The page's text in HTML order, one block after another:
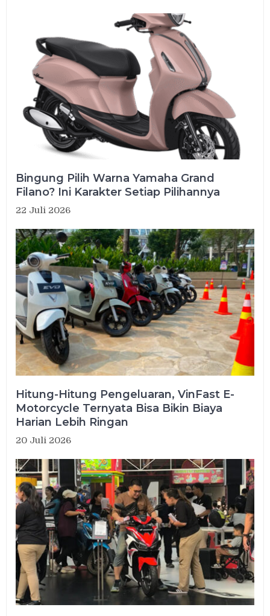
Bingung Pilih Warna Yamaha Grand
Filano? Ini Karakter Setiap Pilihannya
22 Juli 2026
Hitung-Hitung Pengeluaran, VinFast E-
Motorcycle Ternyata Bisa Bikin Biaya
Harian Lebih Ringan
20 Juli 2026